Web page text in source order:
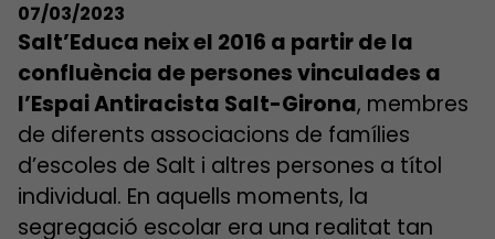
07/03/2023
Salt’Educa neix el 2016 a partir de la
confluència de persones vinculades a
l’Espai Antiracista Salt-Girona, membres
de diferents associacions de famílies
d’escoles de Salt i altres persones a títol
individual. En aquells moments, la
segregació escolar era una realitat tan